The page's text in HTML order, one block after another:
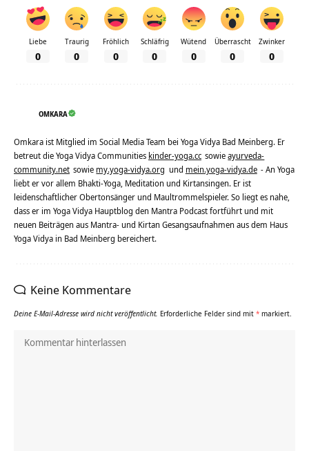
Liebe
0
Traurig
0
Fröhlich
0
Schläfrig
0
Wütend
0
Überrascht
0
Zwinker
0
OMKARA
Omkara ist Mitglied im Social Media Team bei Yoga Vidya Bad Meinberg. Er
betreut die Yoga Vidya Communities kinder-yoga.cc sowieayurveda-
community.net sowie my.yoga-vidya.org und mein.yoga-vidya.de - An Yoga
liebt er vor allem Bhakti-Yoga, Meditation und Kirtansingen. Er ist
leidenschaftlicher Obertonsänger und Maultrommelspieler. So liegt es nahe,
dass er im Yoga Vidya Hauptblog den Mantra Podcast fortführt und mit
neuen Beiträgen aus Mantra- und Kirtan Gesangsaufnahmen aus dem Haus
Yoga Vidya in Bad Meinberg bereichert.
Keine Kommentare
Deine E-Mail-Adresse wird nicht veröffentlicht. Erforderliche Felder sind mit * markiert.